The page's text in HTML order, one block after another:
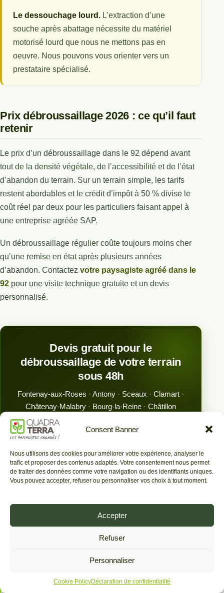
Consent Banner
Nous utilisons des cookies pour améliorer votre expérience, analyser le
trafic et proposer des contenus adaptés. Votre consentement nous permet
de traiter des données comme votre navigation ou des identifiants uniques.
Vous pouvez accepter, refuser ou personnaliser vos choix à tout moment.
Accepter
Refuser
Personnaliser
Cookie PolicyDéclaration de confidentialité
Le dessouchage lourd. L’extraction d’une
souche après abattage nécessite du matériel
motorisé lourd que nous ne mettons pas en
oeuvre. Nous pouvons vous orienter vers un
prestataire spécialisé.
Prix débroussaillage 2026 : ce qu’il faut
retenir
Le prix d’un débroussaillage dans le 92 dépend avant
tout de la densité végétale, de l’accessibilité et de l’état
d’abandon du terrain. Sur un terrain simple, les tarifs
restent abordables et le crédit d’impôt à 50 % divise le
coût réel par deux pour les particuliers faisant appel à
une entreprise agréée SAP.
Un débroussaillage régulier coûte toujours moins cher
qu’une remise en état après plusieurs années
d’abandon. Contactez votre paysagiste agréé dans le
92 pour une visite technique gratuite et un devis
personnalisé.
Devis gratuit pour le
débroussaillage de votre terrain
sous 48h
Fontenay-aux-Roses ·Antony · Sceaux ·Clamart ·
Châtenay-Malabry · Bourg-la-Reine ·Châtillon
Demander mon devis gratuit →
Questions fréquentes sur le prix du
débroussaillage
Débroussailler : le débroussaillage consiste en
Les tarifs : combien coûte un débroussaillage